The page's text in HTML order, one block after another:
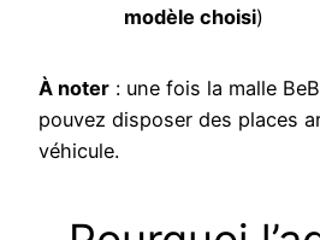
modèle choisi)
À noter : une fois la malle
pouvez disposer des places
véhicule.